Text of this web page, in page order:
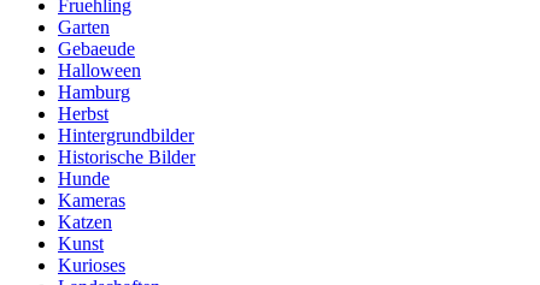
Fruehling
Garten
Gebaeude
Halloween
Hamburg
Herbst
Hintergrundbilder
Historische Bilder
Hunde
Kameras
Katzen
Kunst
Kurioses